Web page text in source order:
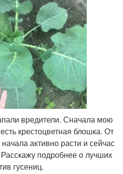
вредители. Сначала мою
крестоцветная блошка. От
активно расти и сейчас
подробнее о лучших
гусениц.